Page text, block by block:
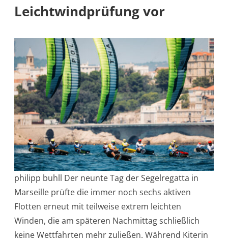
Leichtwindprüfung vor
philipp buhll Der neunte Tag der Segelregatta in
Marseille prüfte die immer noch sechs aktiven
Flotten erneut mit teilweise extrem leichten
Winden, die am späteren Nachmittag schließlich
keine Wettfahrten mehr zuließen. Während Kiterin